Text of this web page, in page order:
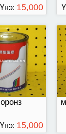
Үнэ: 15,000
ТӨГРӨГ
Үнэ: 15,000